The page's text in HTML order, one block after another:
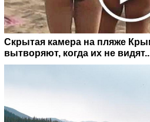
Скрытая камера на пляже
вытворяют, когда их не